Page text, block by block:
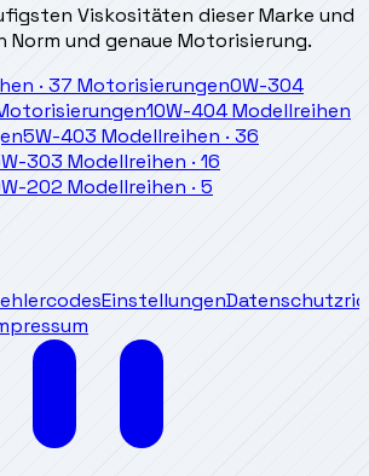
Viskositäten dieser Marke und
Norm und genaue Motorisierung.
· 37 Motorisierungen0W-304
10W-404Modellreihen
5W-403 Modellreihen · 36
303 Modellreihen · 16
202 Modellreihen · 5
Einstellungen